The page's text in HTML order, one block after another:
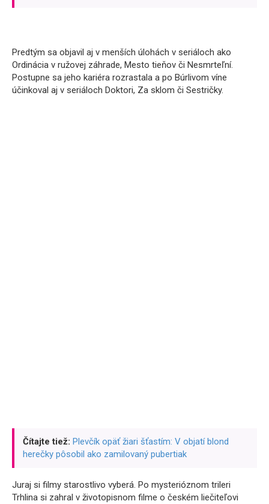
Predtým sa objavil aj v menších úlohách v seriáloch ako
Ordinácia v ružovej záhrade, Mesto tieňov či Nesmrteľní.
Postupne sa jeho kariéra rozrastala a po Búrlivom víne
účinkoval aj v seriáloch Doktori, Za sklom či Sestričky.
Čítajte tiež: Plevčík opäť žiari šťastím: V objatí blond
herečky pôsobil ako zamilovaný pubertiak
Juraj si filmy starostlivo vyberá. Po mysterióznom trileri
Trhlina si zahral v životopisnom filme o českém liečiteľovi